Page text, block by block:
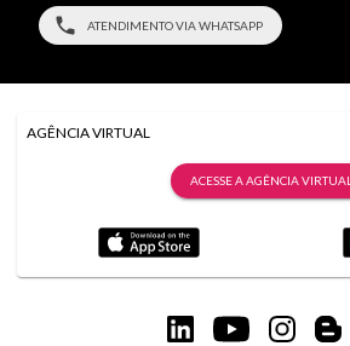
ATENDIMENTO VIA WHATSAPP
AGÊNCIA VIRTUAL
ACESSE A AGÊNCIA VIRTUAL